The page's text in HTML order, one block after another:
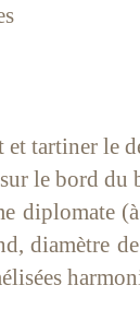
tartiner le
le bord du
diplomate
diamètre